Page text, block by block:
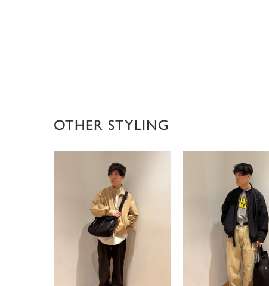
OTHER STYLING